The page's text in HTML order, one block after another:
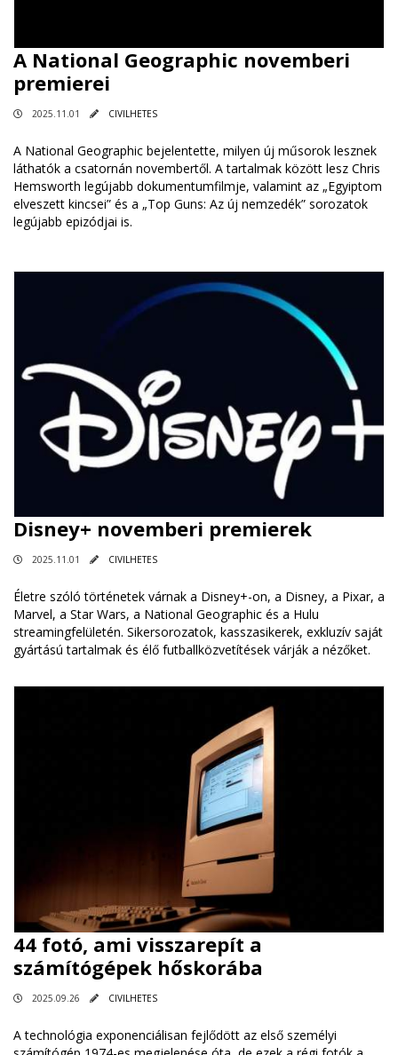
A National Geographic novemberi
premierei
2025.11.01 CIVILHETES
A National Geographic bejelentette, milyen új műsorok lesznek
láthatók a csatornán novembertől. A tartalmak között lesz Chris
Hemsworth legújabb dokumentumfilmje, valamint az „Egyiptom
elveszett kincsei” és a „Top Guns: Az új nemzedék” sorozatok
legújabb epizódjai is.
Disney+ novemberi premierek
2025.11.01 CIVILHETES
Életre szóló történetek várnak a Disney+-on, a Disney, a Pixar, a
Marvel, a Star Wars, a National Geographic és a Hulu
streamingfelületén. Sikersorozatok, kasszasikerek, exkluzív saját
gyártású tartalmak és élő futballközvetítések várják a nézőket.
44 fotó, ami visszarepít a
számítógépek hőskorába
2025.09.26 CIVILHETES
A technológia exponenciálisan fejlődött az első személyi